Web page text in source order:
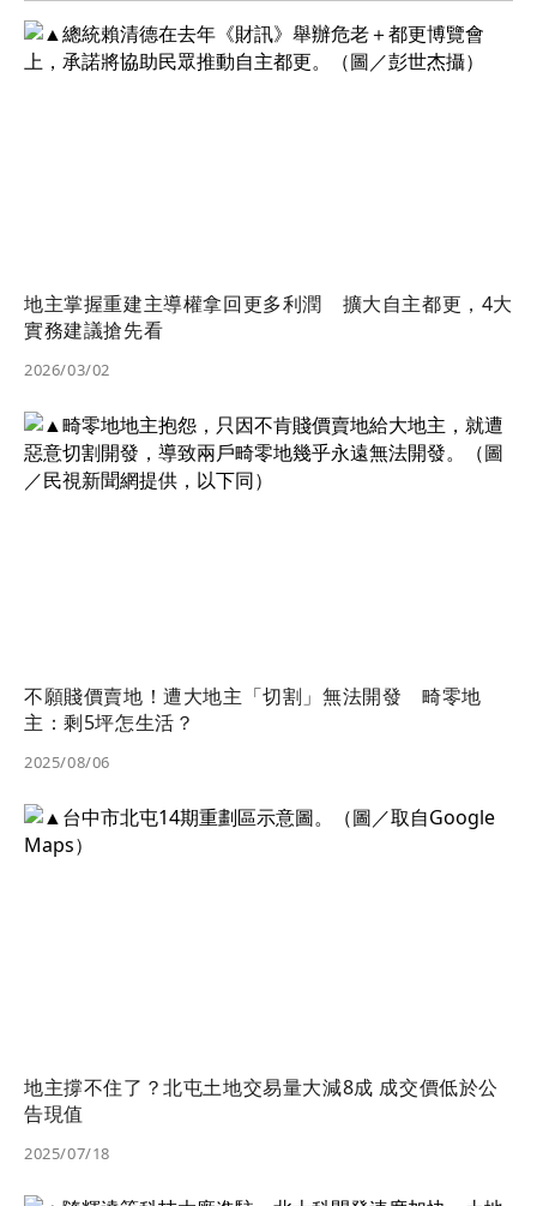
地主掌握重建主導權拿回更多利潤 擴大自主都更，4大
實務建議搶先看
2026/03/02
不願賤價賣地！遭大地主「切割」無法開發 畸零地
主：剩5坪怎生活？
2025/08/06
地主撐不住了？北屯土地交易量大減8成 成交價低於公
告現值
2025/07/18